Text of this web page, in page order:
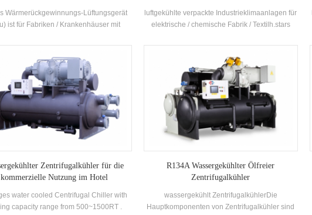
Wärmerückgewinnungs-Lüftungsgerät
ist für Fabriken / Krankenhäuser mit
Entfeuchten und Luftreinigen
konzipiert.
luftgekühlte verpackte Industrieklimaanlagen für
elektrische / chemische Fabrik / Textilh.stars
Elektronikindustrie, die Automobilindustrie, die
Druck- und Lebensmittelindustrie, das
Gewerbegebäude, die Voc-Behandlung und
den Umweltschutz, die Luftqualität in
Innenräumen und die Meereslüftung
Zentrifugalkühler für die
kommerzielle Nutzung im Hotel
water cooled Centrifugal Chiller with
capacity range from 500~1500RT .
R134A Wassergekühlter Ölfreier
Zentrifugalkühler
wassergekühlt ZentrifugalkühlerDie
Hauptkomponenten von Zentrifugalkühler sind